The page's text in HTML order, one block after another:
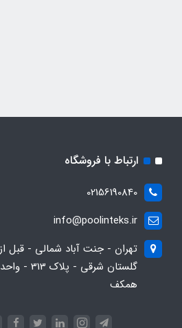
ارتباط با فروشگاه
02156190840
info@poolinteks.ir
تهران - جنت آباد شمالی - قبل از
گلستان شرقی - پلاک 313 - واحد
همکف